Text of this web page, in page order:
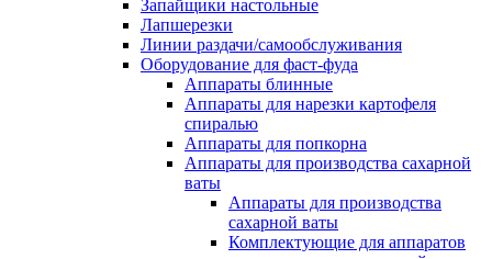
Запайщики настольные
Лапшерезки
Линии раздачи/самообслуживания
Оборудование для фаст-фуда
Аппараты блинные
Аппараты для нарезки картофеля
спиралью
Аппараты для попкорна
Аппараты для производства сахарной
ваты
Аппараты для производства
сахарной ваты
Комплектующие для аппаратов